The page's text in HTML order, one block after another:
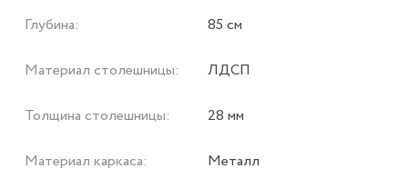
Глубина: 85 см
Материал столешницы: ЛДСП
Толщина столешницы: 28 мм
Материал каркаса: Металл